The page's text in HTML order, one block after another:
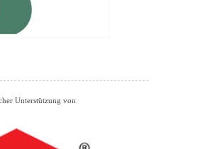
Unterstützung von